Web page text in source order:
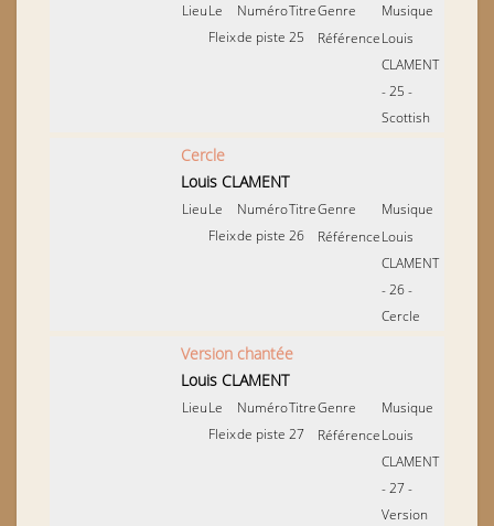
LieuLe
Fleix
Numéro
de piste
Titre
25
Genre
Musique
RéférenceLouis
CLAMENT
- 25 -
Scottish
Cercle
Louis CLAMENT
LieuLe
Fleix
Numéro
de piste
Titre
26
Genre
Musique
RéférenceLouis
CLAMENT
- 26 -
Cercle
Version chantée
Louis CLAMENT
LieuLe
Fleix
Numéro
de piste
Titre
27
Genre
Musique
RéférenceLouis
CLAMENT
- 27 -
Version